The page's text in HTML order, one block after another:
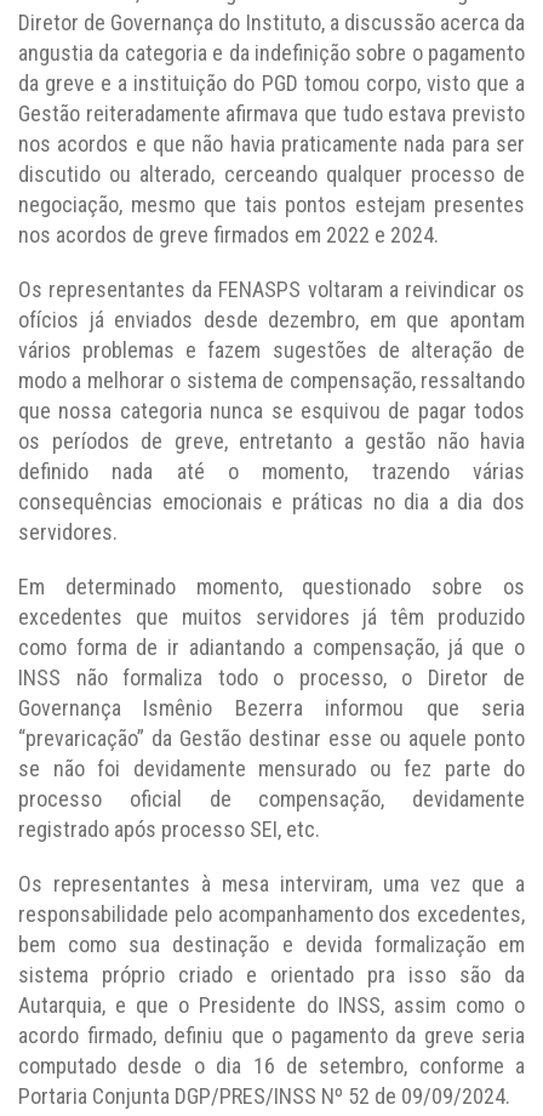
Diretor de Governança do Instituto, a discussão acerca da
angustia da categoria e da indefinição sobre o pagamento
da greve e a instituição do PGD tomou corpo, visto que a
Gestão reiteradamente afirmava que tudo estava previsto
nos acordos e que não havia praticamente nada para ser
discutido ou alterado, cerceando qualquer processo de
negociação, mesmo que tais pontos estejam presentes
nos acordos de greve firmados em 2022 e 2024.
Os representantes da FENASPS voltaram a reivindicar os
ofícios já enviados desde dezembro, em que apontam
vários problemas e fazem sugestões de alteração de
modo a melhorar o sistema de compensação, ressaltando
que nossa categoria nunca se esquivou de pagar todos
os períodos de greve, entretanto a gestão não havia
definido nada até o momento, trazendo várias
consequências emocionais e práticas no dia a dia dos
servidores.
Em determinado momento, questionado sobre os
excedentes que muitos servidores já têm produzido
como forma de ir adiantando a compensação, já que o
INSS não formaliza todo o processo, o Diretor de
Governança Ismênio Bezerra informou que seria
“prevaricação” da Gestão destinar esse ou aquele ponto
se não foi devidamente mensurado ou fez parte do
processo oficial de compensação, devidamente
registrado após processo SEI, etc.
Os representantes à mesa interviram, uma vez que a
responsabilidade pelo acompanhamento dos excedentes,
bem como sua destinação e devida formalização em
sistema próprio criado e orientado pra isso são da
Autarquia, e que o Presidente do INSS, assim como o
acordo firmado, definiu que o pagamento da greve seria
computado desde o dia 16 de setembro, conforme a
Portaria Conjunta DGP/PRES/INSS Nº 52 de 09/09/2024.